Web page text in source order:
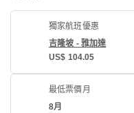
獨家航班優惠
吉隆坡 - 雅加達
US$ 104.05
最低票價月
8月